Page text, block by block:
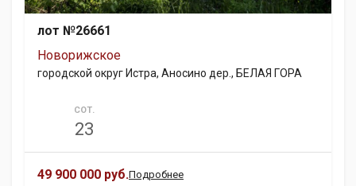
лот №26661
Новорижское
городской округ Истра, Аносино дер., БЕЛАЯ ГОРА
СОТ.
23
49 900 000 руб.Подробнее